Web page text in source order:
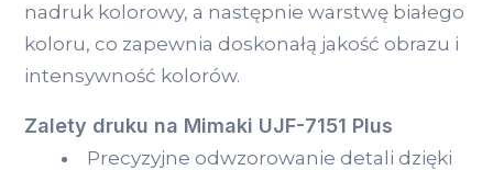
nadruk kolorowy, a następnie warstwę białego
koloru, co zapewnia doskonałą jakość obrazu i
intensywność kolorów.
Zalety druku na Mimaki UJF-7151 Plus
Precyzyjne odwzorowanie detali dzięki